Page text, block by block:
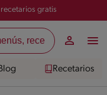
gratis
Recetarios